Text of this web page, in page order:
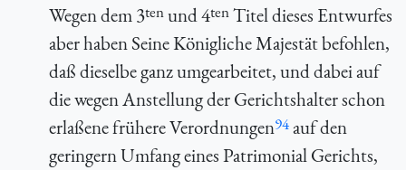
Wegen dem 3tenund 4tenTitel dieses Entwurfes
aber haben Seine Königliche Majestät befohlen,
daß dieselbe ganz umgearbeitet, und dabei auf
die wegen Anstellung der Gerichtshalter schon
erlaßene frühere Verordnungen94auf den
geringern Umfang eines Patrimonial Gerichts,